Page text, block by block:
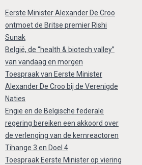
Eerste Minister Alexander De Croo
ontmoet de Britse premier Rishi
Sunak
België, de “health & biotech valley”
van vandaag en morgen
Toespraak van Eerste Minister
Alexander De Croo bij de Verenigde
Naties
Engie en de Belgische federale
regering bereiken een akkoord over
de verlenging van de kernreactoren
Tihange 3 en Doel 4
Toespraak Eerste Minister op viering